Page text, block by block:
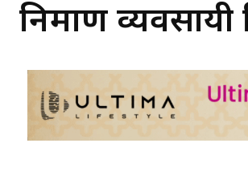
निर्माण